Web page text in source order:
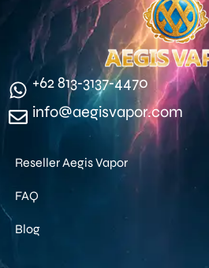
‪+62 813‑3137‑4470‬
info@aegisvapor.com
Reseller Aegis Vapor
FAQ
Blog